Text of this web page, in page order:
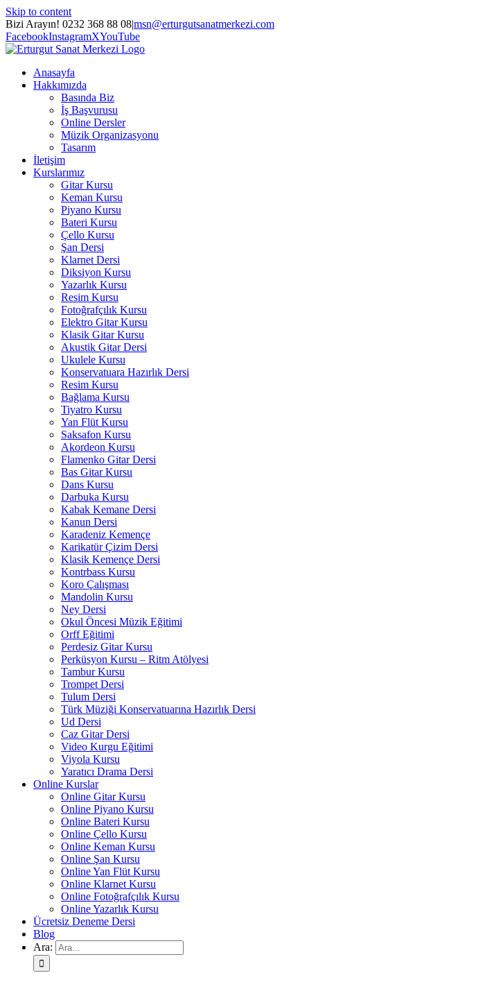
Skip to content
Bizi Arayın! 0232 368 88 08|msn@erturgutsanatmerkezi.com
FacebookInstagramXYouTube
Anasayfa
Hakkımızda
Basında Biz
İş Başvurusu
Online Dersler
Müzik Organizasyonu
Tasarım
İletişim
Kurslarımız
Gitar Kursu
Keman Kursu
Piyano Kursu
Bateri Kursu
Çello Kursu
Şan Dersi
Klarnet Dersi
Diksiyon Kursu
Yazarlık Kursu
Resim Kursu
Fotoğrafçılık Kursu
Elektro Gitar Kursu
Klasik Gitar Kursu
Akustik Gitar Dersi
Ukulele Kursu
Konservatuara Hazırlık Dersi
Resim Kursu
Bağlama Kursu
Tiyatro Kursu
Yan Flüt Kursu
Saksafon Kursu
Akordeon Kursu
Flamenko Gitar Dersi
Bas Gitar Kursu
Dans Kursu
Darbuka Kursu
Kabak Kemane Dersi
Kanun Dersi
Karadeniz Kemençe
Karikatür Çizim Dersi
Klasik Kemençe Dersi
Kontrbass Kursu
Koro Çalışması
Mandolin Kursu
Ney Dersi
Okul Öncesi Müzik Eğitimi
Orff Eğitimi
Perdesiz Gitar Kursu
Perküsyon Kursu – Ritm Atölyesi
Tambur Kursu
Trompet Dersi
Tulum Dersi
Türk Müziği Konservatuarına Hazırlık Dersi
Ud Dersi
Caz Gitar Dersi
Video Kurgu Eğitimi
Viyola Kursu
Yaratıcı Drama Dersi
Online Kurslar
Online Gitar Kursu
Online Piyano Kursu
Online Bateri Kursu
Online Çello Kursu
Online Keman Kursu
Online Şan Kursu
Online Yan Flüt Kursu
Online Klarnet Kursu
Online Fotoğrafçılık Kursu
Online Yazarlık Kursu
Ücretsiz Deneme Dersi
Blog
Ara: